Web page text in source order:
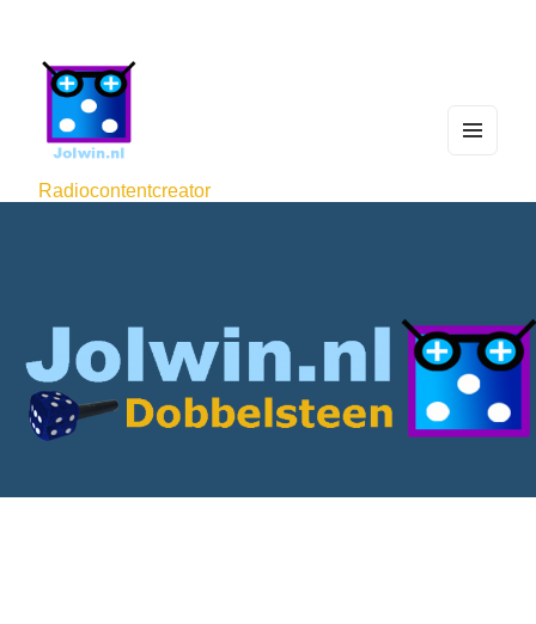
Radiocontentcreator
WIDG